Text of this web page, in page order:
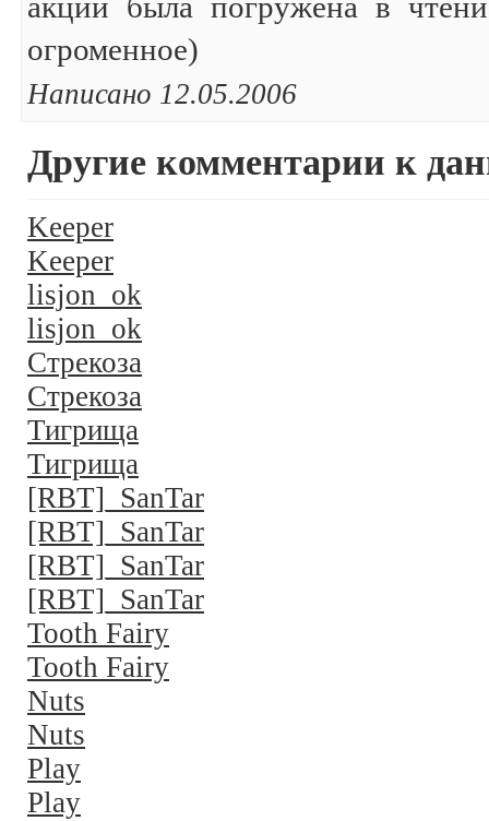
огроменное)
Написано 12.05.2006
Другие комментарии к
Keeper
Keeper
lisjon_ok
lisjon_ok
Стрекоза
Стрекоза
Тигрища
Тигрища
[RBT]_SanTar
[RBT]_SanTar
[RBT]_SanTar
[RBT]_SanTar
Tooth Fairy
Tooth Fairy
Nuts
Nuts
Play
Play